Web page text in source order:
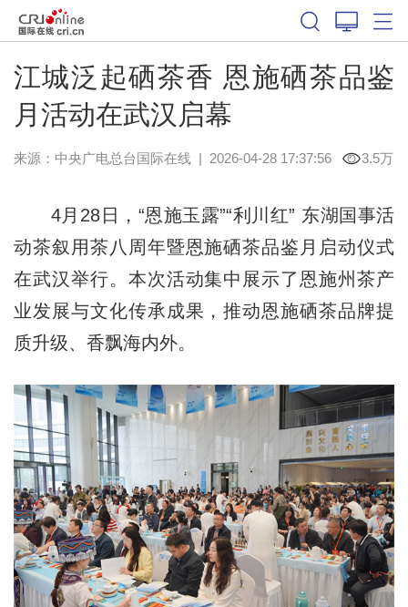
江城泛起硒茶香 恩施硒茶品鉴
月活动在武汉启幕
来源：中央广电总台国际在线| 2026-04-28 17:37:56 3.5万
4月28日，“恩施玉露”“利川红” 东湖国事活
动茶叙用茶八周年暨恩施硒茶品鉴月启动仪式
在武汉举行。本次活动集中展示了恩施州茶产
业发展与文化传承成果，推动恩施硒茶品牌提
质升级、香飘海内外。